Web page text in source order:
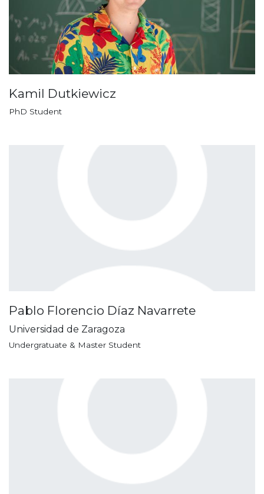
Kamil Dutkiewicz
PhD Student
Pablo Florencio Díaz Navarrete
Universidad de Zaragoza
Undergratuate & Master Student